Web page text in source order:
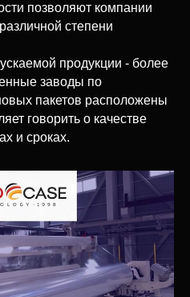
позволяют компании
степени
продукции - более
заводы по
пакетов расположены
говорить о качестве
и сроках.